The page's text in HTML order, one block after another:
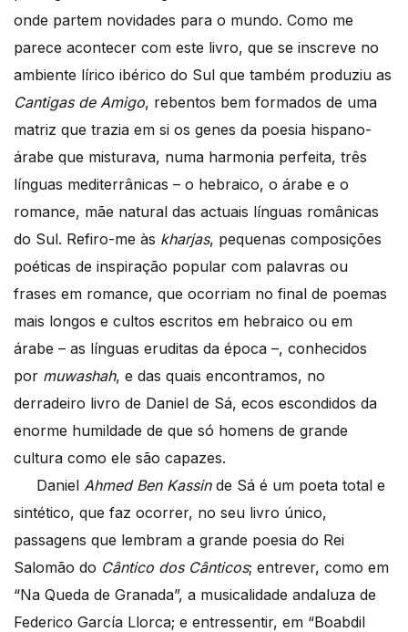
onde partem novidades para o mundo. Como me
parece acontecer com este livro, que se inscreve no
ambiente lírico ibérico do Sul que também produziu as
Cantigas de Amigo, rebentos bem formados de uma
matriz que trazia em si os genes da poesia hispano-
árabe que misturava, numa harmonia perfeita, três
línguas mediterrânicas – o hebraico, o árabe e o
romance, mãe natural das actuais línguas românicas
do Sul. Refiro-me às kharjas, pequenas composições
poéticas de inspiração popular com palavras ou
frases em romance, que ocorriam no final de poemas
mais longos e cultos escritos em hebraico ou em
árabe – as línguas eruditas da época –, conhecidos
por muwashah, e das quais encontramos, no
derradeiro livro de Daniel de Sá, ecos escondidos da
enorme humildade de que só homens de grande
cultura como ele são capazes.
Daniel Ahmed Ben Kassinde Sá é um poeta total e
sintético, que faz ocorrer, no seu livro único,
passagens que lembram a grande poesia do Rei
Salomão do Cântico dos Cânticos; entrever, como em
“Na Queda de Granada”, a musicalidade andaluza de
Federico García Llorca; e entressentir, em “Boabdil